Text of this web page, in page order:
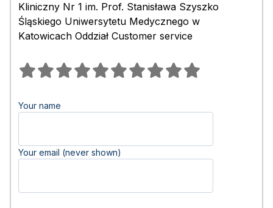
Kliniczny Nr 1 im. Prof. Stanisława Szyszko
Śląskiego Uniwersytetu Medycznego w
Katowicach Oddział Customer service
Your name
Your email (never shown)